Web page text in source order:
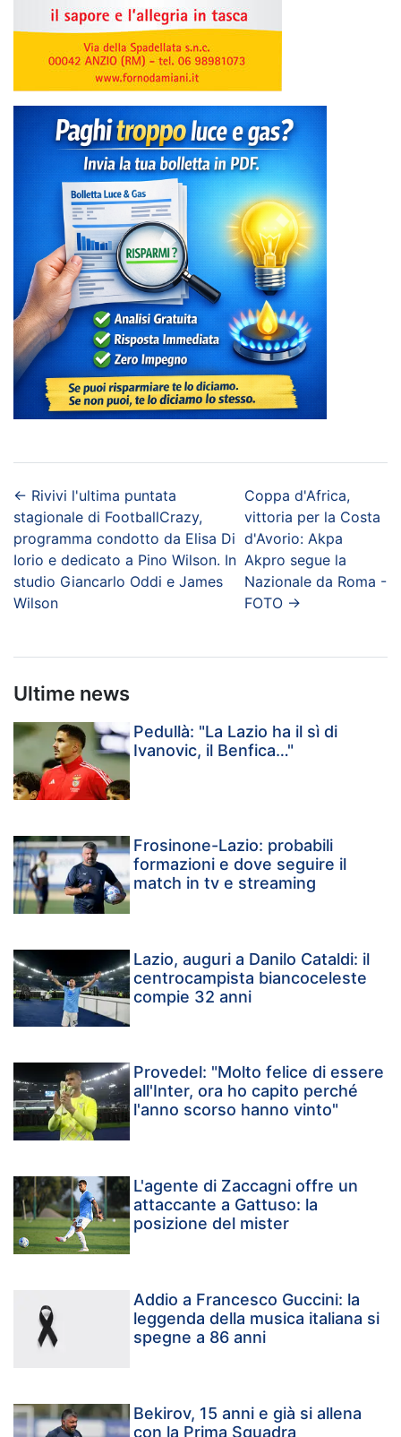
← Rivivi l'ultima puntata
stagionale di FootballCrazy,
programma condotto da Elisa Di
Iorio e dedicato a Pino Wilson. In
studio Giancarlo Oddi e James
Wilson
Coppa d'Africa,
vittoria per la Costa
d'Avorio: Akpa
Akpro segue la
Nazionale da Roma -
FOTO →
Ultime news
Pedullà: "La Lazio ha il sì di
Ivanovic, il Benfica…"
Frosinone-Lazio: probabili
formazioni e dove seguire il
match in tv e streaming
Lazio, auguri a Danilo Cataldi: il
centrocampista biancoceleste
compie 32 anni
Provedel: "Molto felice di essere
all'Inter, ora ho capito perché
l'anno scorso hanno vinto"
L'agente di Zaccagni offre un
attaccante a Gattuso: la
posizione del mister
Addio a Francesco Guccini: la
leggenda della musica italiana si
spegne a 86 anni
Bekirov, 15 anni e già si allena
con la Prima Squadra